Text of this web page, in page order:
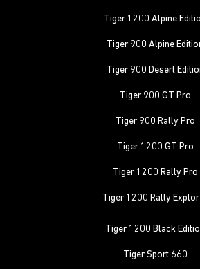
Tiger 1200 Alpine
Tiger 900 Alpine
Tiger 900 Desert
Tiger 900 GT Pro
Tiger 900 Rally Pro
Tiger 1200 GT Pro
Tiger 1200 Rally Pro
Tiger 1200 Rally
Tiger 1200 Black
Tiger Sport 660